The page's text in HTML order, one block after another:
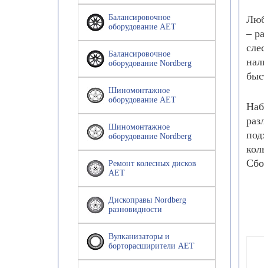
Балансировочное
оборудование AET
Балансировочное
оборудование Nordberg
Шиномонтажное
оборудование AET
Шиномонтажное
оборудование Nordberg
Ремонт колесных дисков
AET
Дископравы Nordberg
разновидности
Вулканизаторы и
борторасширители AET
–